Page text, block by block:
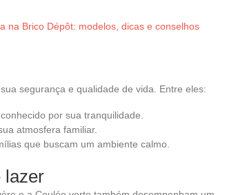
na Brico Dépôt: modelos, dicas e conselhos
segurança e qualidade de vida. Entre eles:
por sua tranquilidade.
atmosfera familiar.
que buscam um ambiente calmo.
lazer